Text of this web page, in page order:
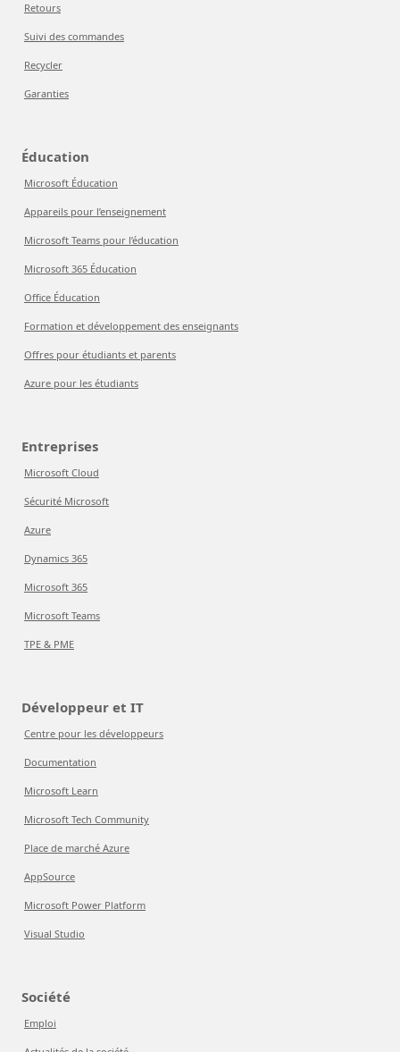
Retours
Suivi des commandes
Recycler
Garanties
Éducation
Microsoft Éducation
Appareils pour l’enseignement
Microsoft Teams pour l’éducation
Microsoft 365 Éducation
Office Éducation
Formation et développement des enseignants
Offres pour étudiants et parents
Azure pour les étudiants
Entreprises
Microsoft Cloud
Sécurité Microsoft
Azure
Dynamics 365
Microsoft 365
Microsoft Teams
TPE & PME
Développeur et IT
Centre pour les développeurs
Documentation
Microsoft Learn
Microsoft Tech Community
Place de marché Azure
AppSource
Microsoft Power Platform
Visual Studio
Société
Emploi